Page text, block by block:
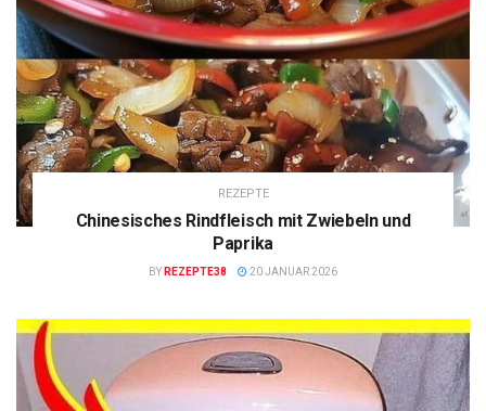
REZEPTE
Chinesisches Rindfleisch mit Zwiebeln und
Paprika
BY REZEPTE38 20 JANUAR 2026